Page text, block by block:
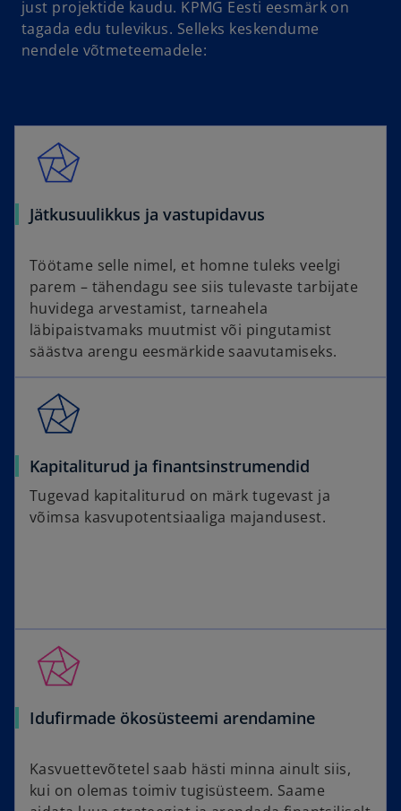
just projektide kaudu. KPMG Eesti eesmärk on
tagada edu tulevikus. Selleks keskendume
nendele võtmeteemadele:
Jätkusuulikkus ja vastupidavus
Töötame selle nimel, et homne tuleks veelgi
parem – tähendagu see siis tulevaste tarbijate
huvidega arvestamist, tarneahela
läbipaistvamaks muutmist või pingutamist
säästva arengu eesmärkide saavutamiseks.
Kapitaliturud ja finantsinstrumendid
Tugevad kapitaliturud on märk tugevast ja
võimsa kasvupotentsiaaliga majandusest.
Idufirmade ökosüsteemi arendamine
Kasvuettevõtetel saab hästi minna ainult siis,
kui on olemas toimiv tugisüsteem. Saame